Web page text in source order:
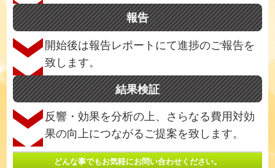
報告
開始後は報告レポートにて進捗のご報告を
致します。
結果検証
反響・効果を分析の上、さらなる費用対効
果の向上につながるご提案を致します。
どんな事でもお気軽にお問い合わせください。